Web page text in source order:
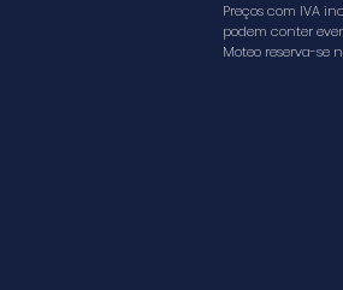
Preços com IVA
podem conter
Moteo reserva-se